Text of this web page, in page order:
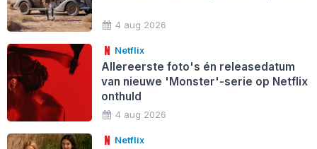
4 aug 2026
Netflix
Allereerste foto's én releasedatum
van nieuwe 'Monster'-serie op Netflix
onthuld
4 aug 2026
Netflix